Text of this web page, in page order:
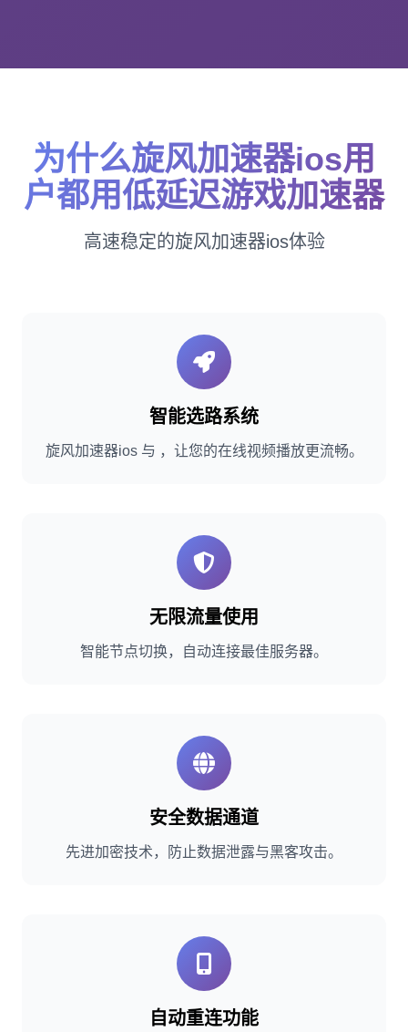
为什么旋风加速器ios用
户都用低延迟游戏加速器
高速稳定的旋风加速器ios体验
智能选路系统
旋风加速器ios 与 ，让您的在线视频播放更流畅。
无限流量使用
智能节点切换，自动连接最佳服务器。
安全数据通道
先进加密技术，防止数据泄露与黑客攻击。
自动重连功能